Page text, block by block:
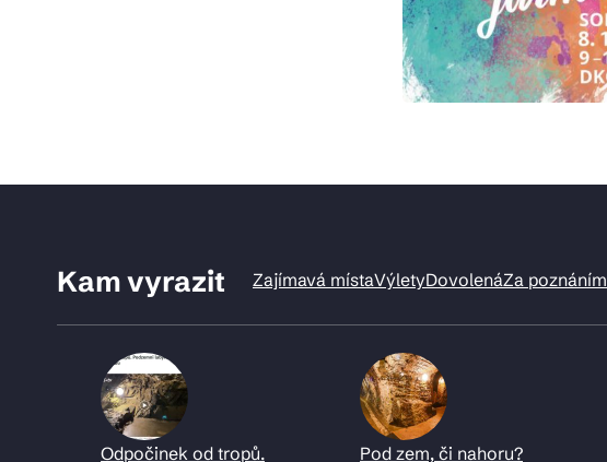
Kam vyrazit Zajímavá místaVýletyDovolenáZa poznáním
Odpočinek od tropů.
Pod zem, či nahoru?